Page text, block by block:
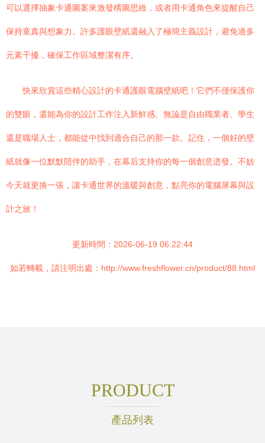
可以選擇抽象卡通圖案來激發構圖思維，或者用卡通角色來提醒自己
保持童真與想象力。許多護眼壁紙還融入了極簡主義設計，避免過多
元素干擾，確保工作區域整潔有序。
快來欣賞這些精心設計的卡通護眼電腦壁紙吧！它們不僅保護你
的雙眼，還能為你的設計工作注入新鮮感。無論是自由職業者、學生
還是職場人士，都能從中找到適合自己的那一款。記住，一個好的壁
紙就像一位默默陪伴的助手，在幕后支持你的每一個創意迸發。不妨
今天就更換一張，讓卡通世界的溫暖與創意，點亮你的電腦屏幕與設
計之旅！
更新時間：2026-06-19 06:22:44
如若轉載，請注明出處：http://www.freshflower.cn/product/88.html
PRODUCT
產品列表